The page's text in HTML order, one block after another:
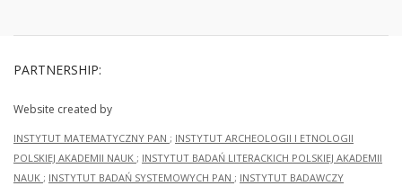
PARTNERSHIP:
Website created by
INSTYTUT MATEMATYCZNY PAN ; INSTYTUT ARCHEOLOGII I ETNOLOGII
POLSKIEJ AKADEMII NAUK ; INSTYTUT BADAŃ LITERACKICH POLSKIEJ AKADEMII
NAUK ; INSTYTUT BADAŃ SYSTEMOWYCH PAN ; INSTYTUT BADAWCZY